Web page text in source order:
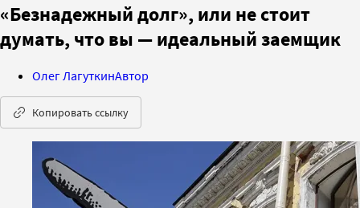
«Безнадежный долг», или не стоит
думать, что вы — идеальный заемщик
Олег ЛагуткинАвтор
Копировать ссылку